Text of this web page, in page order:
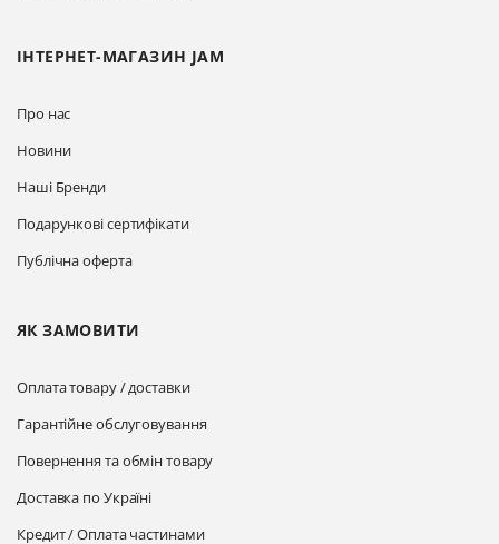
ІНТЕРНЕТ-МАГАЗИН JAM
Про нас
Новини
Наші Бренди
Подарункові сертифікати
Публічна оферта
ЯК ЗАМОВИТИ
Оплата товару / доставки
Гарантійне обслуговування
Повернення та обмін товару
Доставка по Україні
Кредит / Оплата частинами